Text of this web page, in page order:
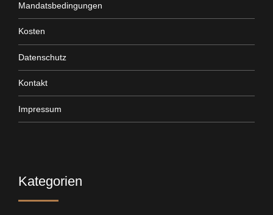
Mandatsbedingungen
Kosten
Datenschutz
Kontakt
Impressum
Kategorien